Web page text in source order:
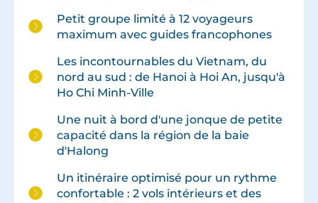
Petit groupe limité à 12 voyageurs
maximum avec guides francophones
Les incontournables du Vietnam, du
nord au sud : de Hanoi à Hoi An, jusqu'à
Ho Chi Minh-Ville
Une nuit à bord d'une jonque de petite
capacité dans la région de la baie
d'Halong
Un itinéraire optimisé pour un rythme
confortable : 2 vols intérieurs et des